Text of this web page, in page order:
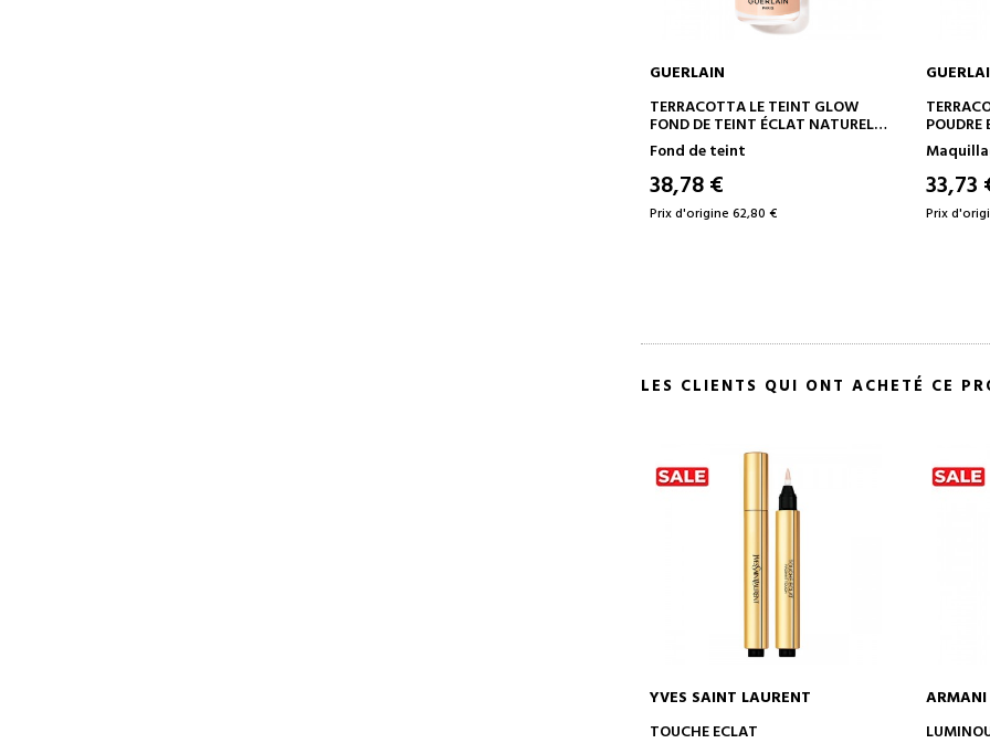
AJOUTER AU PANIER
GUERLAIN
TERRACOTTA REFILL
POUDRE BRONZANTE
Maquillage
33,73 €
Prix d'origine 51,90 €
BLUSH
Blush
54,88
LES CLIENTS QUI ONT ACHETÉ CE
AJOUTER AU PANIER
ARMANI
LUMINOUS SILK
GUERLAIN
TERRE